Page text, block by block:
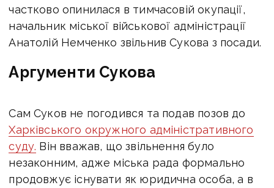
частково опинилася в тимчасовій окупації,
начальник міської військової адміністрації
Анатолій Немченко звільнив Сукова з посади.
Аргументи Сукова
Сам Суков не погодився та подав позов до
Харківського окружного адміністративного
суду. Він вважав, що звільнення було
незаконним, адже міська рада формально
продовжує існувати як юридична особа, а в